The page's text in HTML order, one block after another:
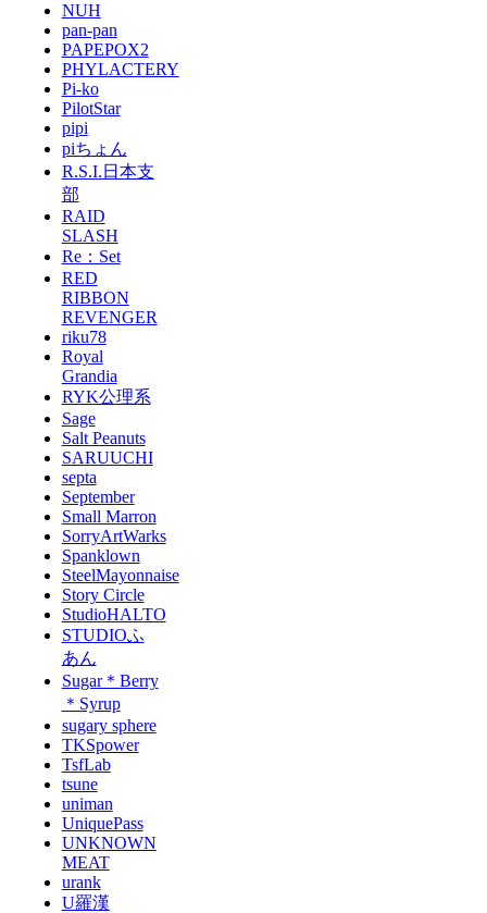
NUH
pan-pan
PAPEPOX2
PHYLACTERY
Pi-ko
PilotStar
pipi
piちょん
R.S.I.日本支
部
RAID
SLASH
Re：Set
RED
RIBBON
REVENGER
riku78
Royal
Grandia
RYK公理系
Sage
Salt Peanuts
SARUUCHI
septa
September
Small Marron
SorryArtWarks
Spanklown
SteelMayonnaise
Story Circle
StudioHALTO
STUDIOふ
あん
Sugar＊Berry
＊Syrup
sugary sphere
TKSpower
TsfLab
tsune
uniman
UniquePass
UNKNOWN
MEAT
urank
U羅漢